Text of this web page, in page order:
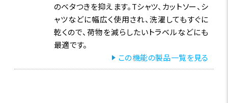
のベタつきを抑えます。Tシャツ、カットソー、シ
ャツなどに幅広く使用され、洗濯してもすぐに
乾くので、荷物を減らしたいトラベルなどにも
最適です。
この機能の製品一覧を見る